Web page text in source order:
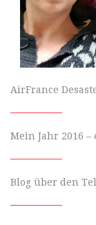
AirFrance
Mein Jahr 2016
Blog über den